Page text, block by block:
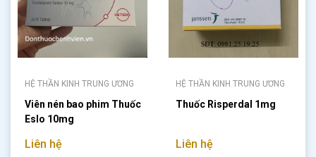
HỆ THẦN KINH TRUNG ƯƠNG
Viên nén bao phim Thuốc
Eslo 10mg
Liên hệ
HỆ THẦN KINH TRUNG ƯƠNG
Thuốc Risperdal 1mg
Liên hệ